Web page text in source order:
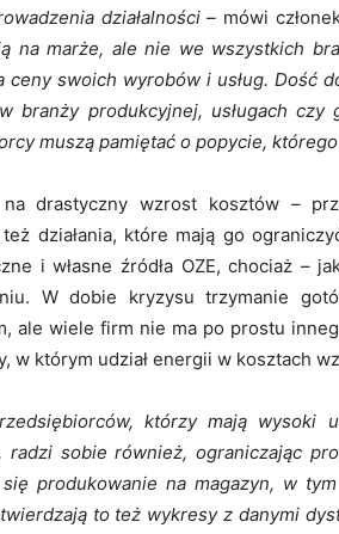
działalności – mówi
na marże, ale nie we wszystkich
ceny swoich wyrobów i usług. Dość
branży produkcyjnej, usługach
muszą pamiętać o popycie,
drastyczny wzrost kosztów –
działania, które mają go
i własne źródła OZE, chociaż –
W dobie kryzysu trzymanie
ale wiele firm nie ma po prostu
w którym udział energii w kosztach
którzy mają wysoki
radzi sobie również, ograniczając
się produkowanie na magazyn, w
to też wykresy z danymi